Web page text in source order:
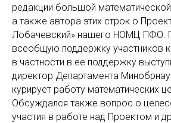
редакции большой
а также автора этих строк о
Лобачевский» нашего НОМЦ ПФО.
всеобщую поддержку участников
в частности в ее поддержку
директор Департамента
курирует работу математических
Обсуждался также вопрос о
участия в работе над Проектом и